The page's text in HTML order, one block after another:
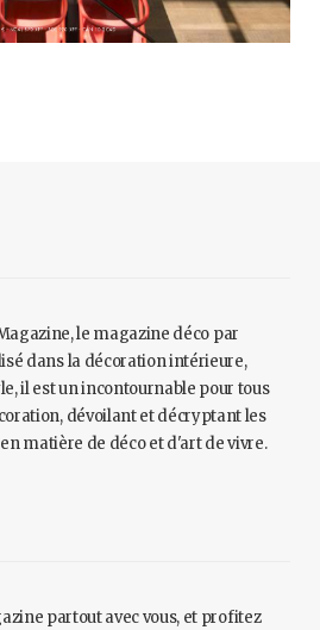
le magazine déco par
dans la décoration intérieure,
il est un incontournable pour tous
dévoilant et décryptant les
matière de déco et d'art de vivre.
partout avec vous, et profitez